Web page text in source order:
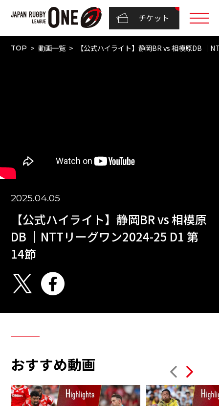
チケット
TOP 動画一覧 【公式ハイライト】静岡BR vs 相模原DB ｜
2025.04.05
【公式ハイライト】静岡BR vs 相模原
DB ｜NTTリーグワン2024-25 D1 第
14節
おすすめ動画